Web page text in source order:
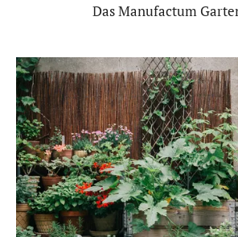
Das Manufactum